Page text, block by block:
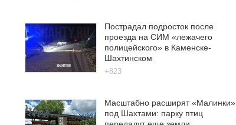
Пострадал подросток после
проезда на СИМ «лежачего
полицейского» в Каменске-
Шахтинском
+823
Масштабно расширят «Малинки»
под Шахтами: парку птиц